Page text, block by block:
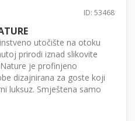
ID: 53468
utočište na otoku
prirodi iznad slikovite
je profinjeno
dizajnirana za goste koji
luksuz. Smještena samo